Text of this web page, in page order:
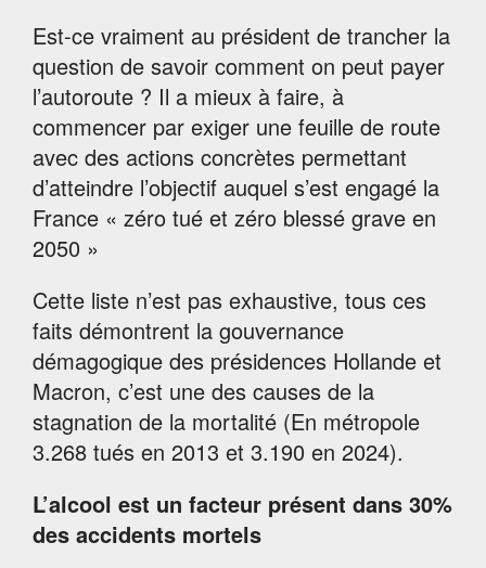
Est-ce vraiment au président de trancher la
question de savoir comment on peut payer
l’autoroute ? Il a mieux à faire, à
commencer par exiger une feuille de route
avec des actions concrètes permettant
d’atteindre l’objectif auquel s’est engagé la
France « zéro tué et zéro blessé grave en
2050 »
Cette liste n’est pas exhaustive, tous ces
faits démontrent la gouvernance
démagogique des présidences Hollande et
Macron, c’est une des causes de la
stagnation de la mortalité (En métropole
3.268 tués en 2013 et 3.190 en 2024).
L’alcool est un facteur présent dans 30%
des accidents mortels